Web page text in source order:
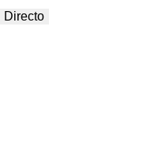
Directo